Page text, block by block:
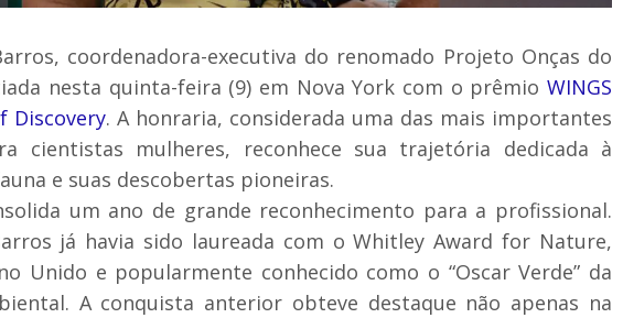
coordenadora-executiva do renomado Projeto Onças do
nesta quinta-feira (9) em Nova York com o prêmio WINGS
Discovery. A honraria, considerada uma das mais importantes
cientistas mulheres, reconhece sua trajetória dedicada à
e suas descobertas pioneiras.
um ano de grande reconhecimento para a profissional.
já havia sido laureada com o Whitley Award for Nature,
Unido e popularmente conhecido como o “Oscar Verde” da
A conquista anterior obteve destaque não apenas na